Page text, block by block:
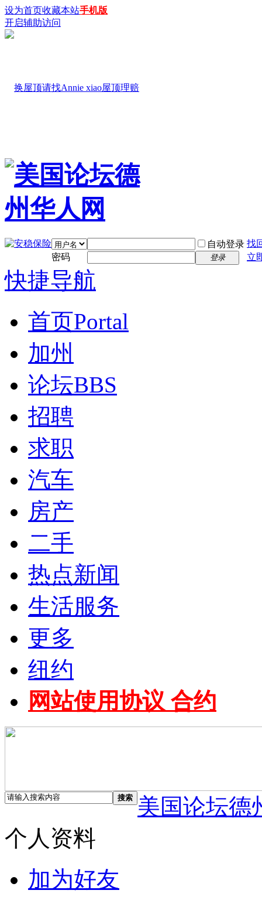
设为首页收藏本站手机版
开启辅助访问
自动登录 找
密码
登录 立
快捷导航
首页Portal
加州
论坛BBS
招聘
求职
汽车
房产
二手
热点新闻
生活服务
更多
纽约
网站使用协议 合约
搜索
美国论坛德
个人资料
加为好友